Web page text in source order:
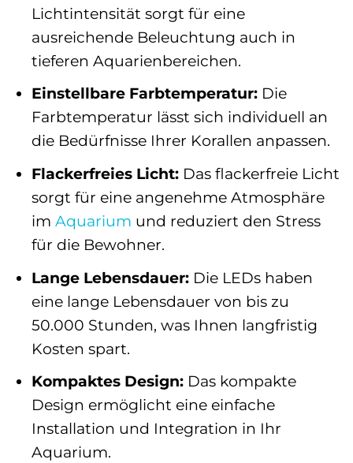
Lichtintensität sorgt für eine
ausreichende Beleuchtung auch in
tieferen Aquarienbereichen.
Einstellbare Farbtemperatur:Die
Farbtemperatur lässt sich individuell an
die Bedürfnisse Ihrer Korallen anpassen.
Flackerfreies Licht:Das flackerfreie Licht
sorgt für eine angenehme Atmosphäre
im Aquarium und reduziert den Stress
für die Bewohner.
Lange Lebensdauer:Die LEDs haben
eine lange Lebensdauer von bis zu
50.000 Stunden, was Ihnen langfristig
Kosten spart.
Kompaktes Design:Das kompakte
Design ermöglicht eine einfache
Installation und Integration in Ihr
Aquarium.